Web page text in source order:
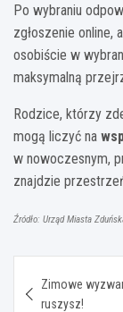
Po wybraniu
zgłoszenie online,
osobiście w
maksymalną
Rodzice, którzy
mogą liczyć na
w nowoczesnym,
znajdzie
Źródło: Urząd Miasta
wpisu
Zimowe
ruszysz!